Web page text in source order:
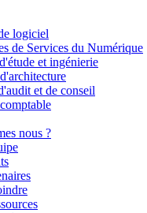
logiciel
de Services du Numérique
et ingénierie
et de conseil
nous ?